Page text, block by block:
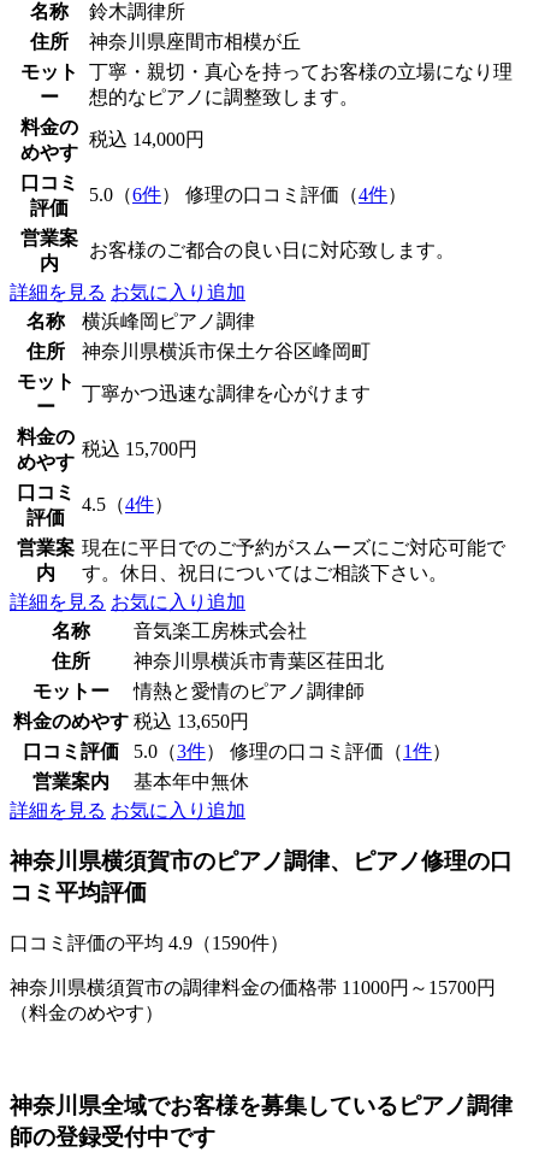
名称
鈴木調律所
住所
神奈川県座間市相模が丘
モット
ー
丁寧・親切・真心を持ってお客様の立場になり理
想的なピアノに調整致します。
料金の
めやす
税込 14,000円
口コミ
評価
5.0（6件） 修理の口コミ評価（4件）
営業案
内
お客様のご都合の良い日に対応致します。
詳細を見る お気に入り追加
名称
横浜峰岡ピアノ調律
住所
神奈川県横浜市保土ケ谷区峰岡町
モット
ー
丁寧かつ迅速な調律を心がけます
料金の
めやす
税込 15,700円
口コミ
評価
4.5（4件）
営業案
内
現在に平日でのご予約がスムーズにご対応可能で
す。休日、祝日についてはご相談下さい。
詳細を見る お気に入り追加
名称
音気楽工房株式会社
住所
神奈川県横浜市青葉区荏田北
モットー
情熱と愛情のピアノ調律師
料金のめやす 税込 13,650円
口コミ評価
5.0（3件） 修理の口コミ評価（1件）
営業案内
基本年中無休
詳細を見る お気に入り追加
神奈川県横須賀市のピアノ調律、ピアノ修理の口
コミ平均評価
口コミ評価の平均 4.9（1590件）
神奈川県横須賀市の調律料金の価格帯 11000円～15700円
（料金のめやす）
神奈川県全域でお客様を募集しているピアノ調律
師の登録受付中です